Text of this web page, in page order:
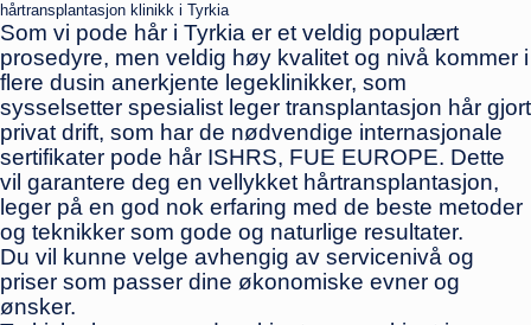
hårtransplantasjon klinikk i Tyrkia
Som vi pode hår i Tyrkia er et veldig populært
prosedyre, men veldig høy kvalitet og nivå kommer i
flere dusin anerkjente legeklinikker, som
sysselsetter spesialist leger transplantasjon hår gjort
privat drift, som har de nødvendige internasjonale
sertifikater pode hår ISHRS, FUE EUROPE. Dette
vil garantere deg en vellykket hårtransplantasjon,
leger på en god nok erfaring med de beste metoder
og teknikker som gode og naturlige resultater.
Du vil kunne velge avhengig av servicenivå og
priser som passer dine økonomiske evner og
ønsker.